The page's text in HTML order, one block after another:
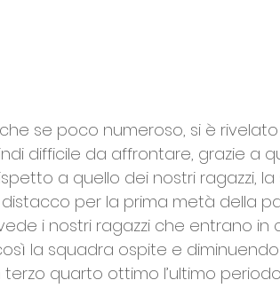
se poco numeroso, si è
difficile da affrontare, grazie a
a quello dei nostri ragazzi,
per la prima metà della
i nostri ragazzi che entrano
la squadra ospite e
quarto ottimo l’ultimo